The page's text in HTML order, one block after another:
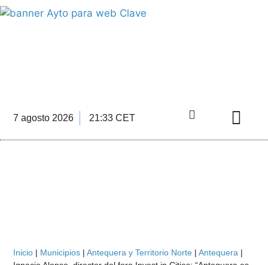
7 agosto 2026 21:33 CET
Inicio | Municipios |Antequera y Territorio Norte |Antequera |